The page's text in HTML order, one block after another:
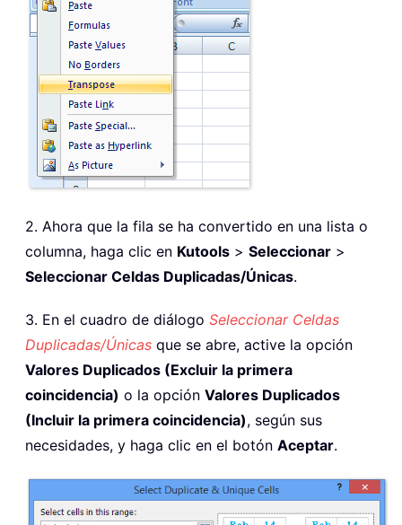
2. Ahora que la fila se ha convertido en una lista o
columna, haga clic en Kutools > Seleccionar >
Seleccionar Celdas Duplicadas/Únicas.
3. En el cuadro de diálogo Seleccionar Celdas
Duplicadas/Únicas que se abre, active la opción
Valores Duplicados (Excluir la primera
coincidencia) o la opción Valores Duplicados
(Incluir la primera coincidencia), según sus
necesidades, y haga clic en el botón Aceptar.